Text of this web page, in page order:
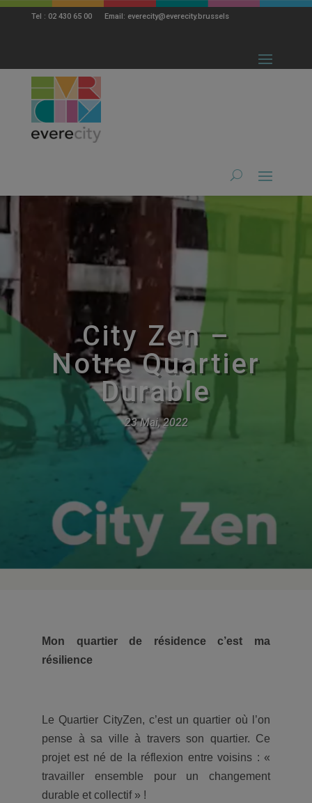
Tel : 02 430 65 00 Email: everecity@everecity.brussels
City Zen –
Notre Quartier
Durable
23 Mai, 2022
Mon quartier de résidence c’est ma
résilience
Le Quartier CityZen, c’est un quartier où l’on
pense à sa ville à travers son quartier. Ce
projet est né de la réflexion entre voisins : «
travailler ensemble pour un changement
durable et collectif » !
modal-check